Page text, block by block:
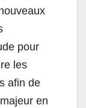
pour
les
afin de
en